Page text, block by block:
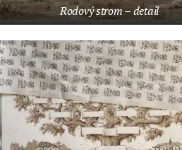
Rodový strom – detail